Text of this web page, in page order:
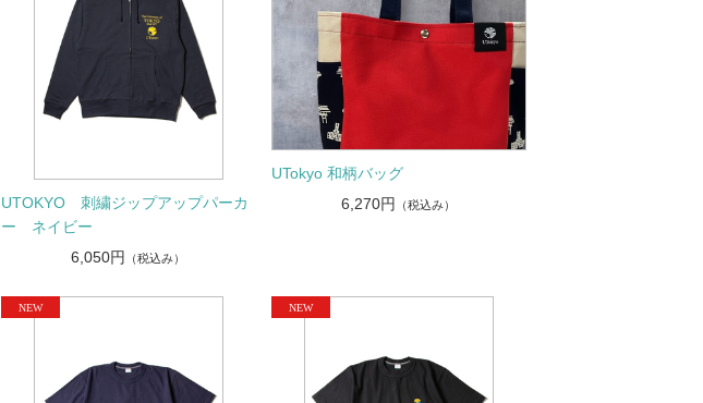
UTOKYO 刺繍ジップアップパーカ
ー ネイビー
6,050円
（税込み）
UTokyo 和柄バッグ
6,270円
（税込み）